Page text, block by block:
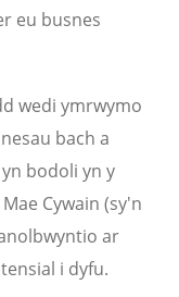
eu busnes
wedi ymrwymo
bach a
bodoli yn y
Cywain (sy'n
ar
i dyfu.